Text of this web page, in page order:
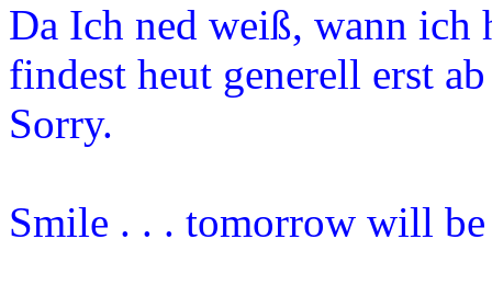
Da Ich ned weiß, wann ich
findest heut generell erst
Sorry.
Smile . . . tomorrow will